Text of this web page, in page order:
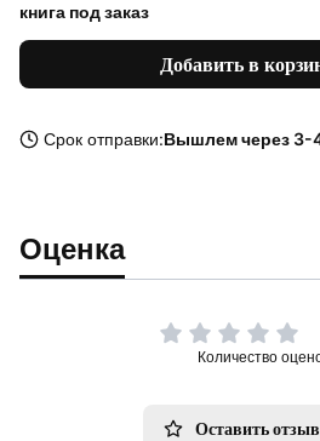
книга под заказ
Добавить в
Срок отправки:Вышлем через 3-
Оценка
Количество
Оставить